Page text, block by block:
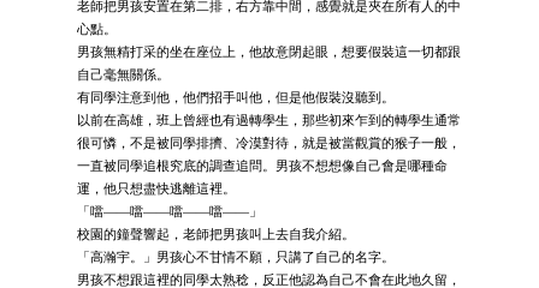
老師把男孩安置在第二排，右方靠中間，感覺就是夾在所有人的中
心點。
男孩無精打采的坐在座位上，他故意閉起眼，想要假裝這一切都跟
自己毫無關係。
有同學注意到他，他們招手叫他，但是他假裝沒聽到。
以前在高雄，班上曾經也有過轉學生，那些初來乍到的轉學生通常
很可憐，不是被同學排擠、冷漠對待，就是被當觀賞的猴子一般，
一直被同學追根究底的調查追問。男孩不想想像自己會是哪種命
運，他只想盡快逃離這裡。
「噹——噹——噹——噹——」
校園的鐘聲響起，老師把男孩叫上去自我介紹。
「高瀚宇。」男孩心不甘情不願，只講了自己的名字。
男孩不想跟這裡的同學太熟稔，反正他認為自己不會在此地久留，